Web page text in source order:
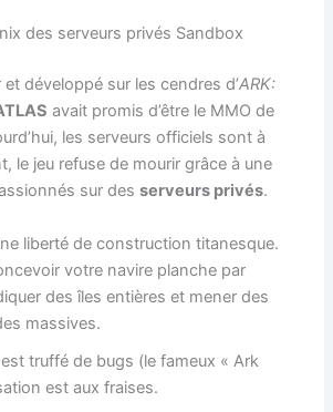
des serveurs privés Sandbox
développé sur les cendres d’ARK:
avait promis d’être le MMO de
les serveurs officiels sont à
le jeu refuse de mourir grâce à une
sur desserveurs privés.
liberté de construction titanesque.
votre navire planche par
des îles entières et mener des
massives.
est truffé de bugs (le fameux « Ark
est aux fraises.